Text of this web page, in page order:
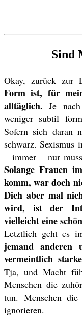
Sind
Okay, zurück zur
Form ist, für
alltäglich.Je
weniger subtil
Sofern sich daran
schwarz.
– immer – nur
Solange Frauen
komm, war doch
Dich aber mal
wird, ist der
vielleicht eine
Letztlich geht es
jemand
vermeintlich
Tja, und Macht
Menschen die
tun. Menschen die
ignorieren.